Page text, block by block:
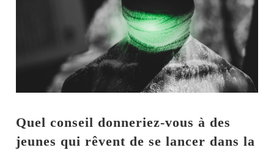
Quel conseil donneriez-vous à des
jeunes qui rêvent de se lancer dans la